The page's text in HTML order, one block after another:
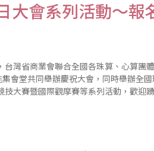
大會系列活動～報
灣省商業會聯合全國各珠算、心算團
會堂共同舉辦慶祝大會，同時舉辦全
大賽暨國際觀摩賽等系列活動，歡迎踴